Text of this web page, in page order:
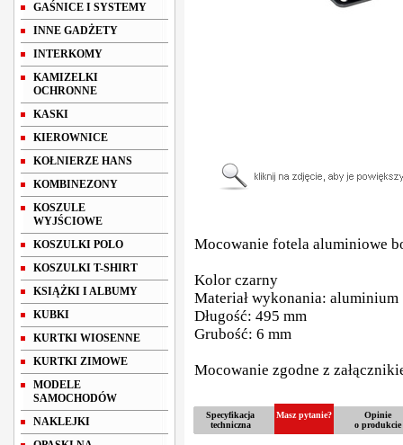
GAŚNICE I SYSTEMY
INNE GADŻETY
INTERKOMY
KAMIZELKI
OCHRONNE
KASKI
KIEROWNICE
KOŁNIERZE HANS
KOMBINEZONY
KOSZULE
WYJŚCIOWE
KOSZULKI POLO
KOSZULKI T-SHIRT
KSIĄŻKI I ALBUMY
KUBKI
KURTKI WIOSENNE
KURTKI ZIMOWE
MODELE
SAMOCHODÓW
NAKLEJKI
Mocowanie fotela aluminiowe
Kolor czarny
Materiał wykonania: aluminium
Długość: 495 mm
Grubość: 6 mm
Mocowanie zgodne z
Specyfikacja
techniczna
Masz pytanie?
Opinie
o produkcie